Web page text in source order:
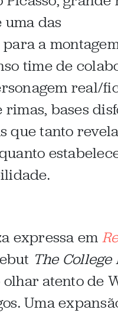
das
a
time de
real/
rimas, bases
que tanto
expressa em
The
atento de
Uma